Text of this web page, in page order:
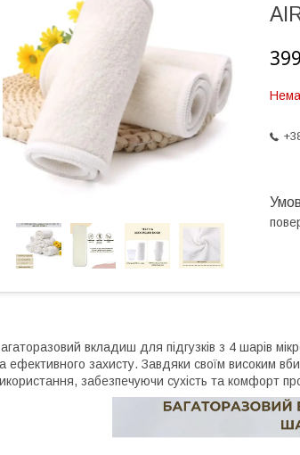
вкладиш для підгузків з 4 шарів
ефективного захисту. Завдяки своїм високим
забезпечуючи сухість та комфорт